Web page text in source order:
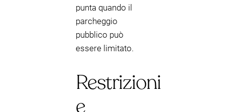
punta quando il
parcheggio
pubblico può
essere limitato.
Restrizioni